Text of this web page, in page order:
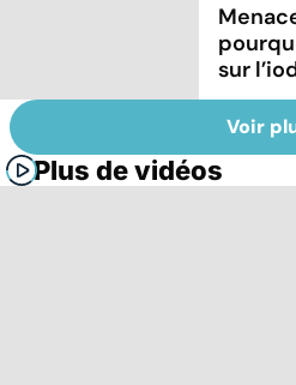
sur
Voir
Plus de vidéos